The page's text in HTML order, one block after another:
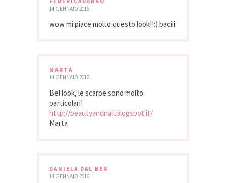
14 GENNAIO 2016
wow mi piace molto questo look!!:) baciii
MARTA
14 GENNAIO 2016
Bel look, le scarpe sono molto
particolari!
http://beautyandnail.blogspot.it/
Marta
DANIELA DAL BEN
14 GENNAIO 2016